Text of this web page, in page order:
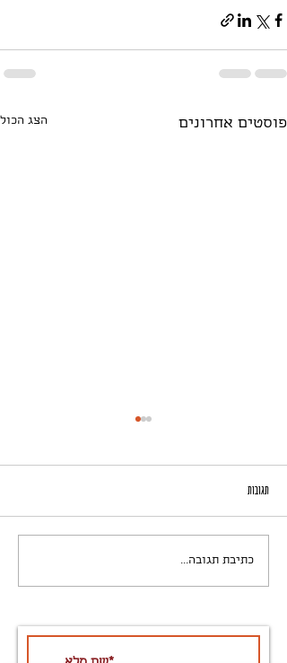
פוסטים אחרונים הצג הכול
פשטידת קישואים /בצל ירוק
תגובות
כתיבת תגובה...